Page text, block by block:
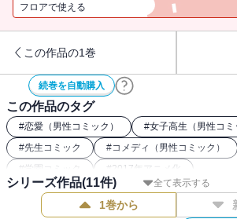
フロアで使える
この作品の1巻
続巻を自動購入
この作品のタグ
#恋愛（男性コミック） #女子高生（男性コミ
#先生コミック #コメディ（男性コミック）
# 学園コミック #2017年アニメ化
全て表示する
シリーズ作品(11件)
1巻から